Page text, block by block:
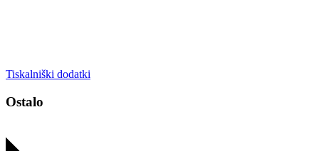
Tiskalniški dodatki
Ostalo